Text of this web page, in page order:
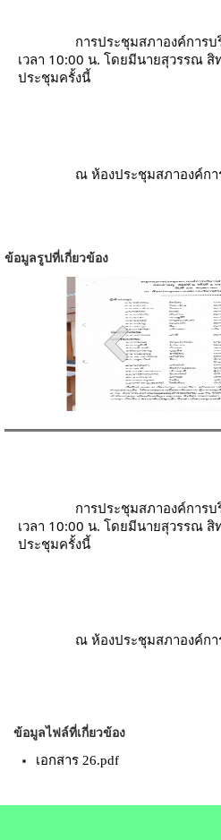
การประชุมสภาองค์การ
เวลา 10:00 น. โดยมีนายสุวรรณ
ประชุมครั้งนี้
ณ ห้องประชุมสภาองค์
ข้อมูลรูปที่เกี่ยวข้อง
การประชุมสภาองค์การ
เวลา 10:00 น. โดยมีนายสุวรรณ
ประชุมครั้งนี้
ณ ห้องประชุมสภาองค์
ข้อมูลไฟล์ที่เกี่ยวข้อง
เอกสาร 26.pdf